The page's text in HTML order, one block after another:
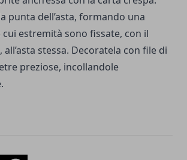
punta dell’asta, formando una
cui estremità sono fissate, con il
stessa. Decoratela con file di
preziose, incollandole